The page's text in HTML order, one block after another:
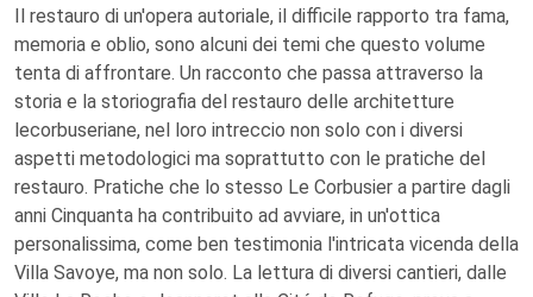
Il restauro di un'opera autoriale, il difficile rapporto tra fama,
memoria e oblio, sono alcuni dei temi che questo volume
tenta di affrontare. Un racconto che passa attraverso la
storia e la storiografia del restauro delle architetture
lecorbuseriane, nel loro intreccio non solo con i diversi
aspetti metodologici ma soprattutto con le pratiche del
restauro. Pratiche che lo stesso Le Corbusier a partire dagli
anni Cinquanta ha contribuito ad avviare, in un'ottica
personalissima, come ben testimonia l'intricata vicenda della
Villa Savoye, ma non solo. La lettura di diversi cantieri, dalle